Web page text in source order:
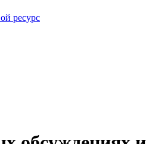
ресурс